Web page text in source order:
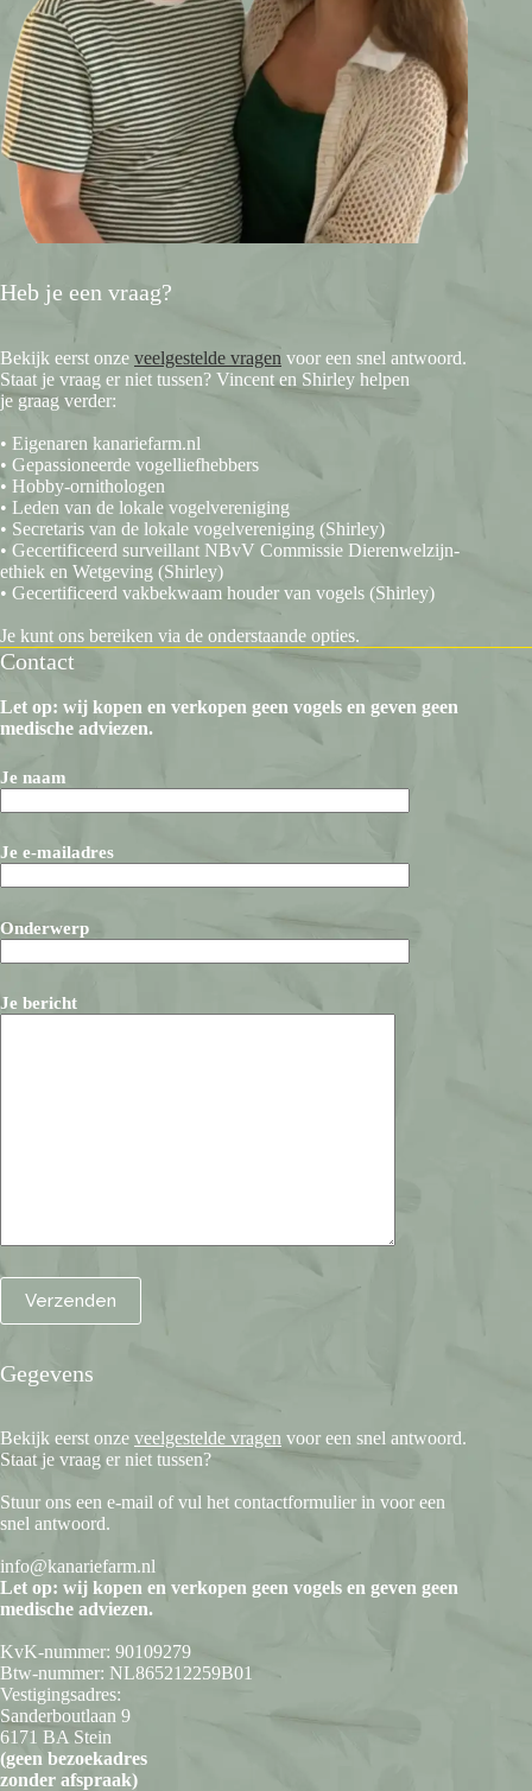
Heb je een vraag?
Bekijk eerst onze veelgestelde vragen voor een snel antwoord.
Staat je vraag er niet tussen? Vincent en Shirley helpen
je graag verder:
• Eigenaren kanariefarm.nl
• Gepassioneerde vogelliefhebbers
• Hobby-ornithologen
• Leden van de lokale vogelvereniging
• Secretaris van de lokale vogelvereniging (Shirley)
• Gecertificeerd surveillant NBvV Commissie Dierenwelzijn-
ethiek en Wetgeving (Shirley)
• Gecertificeerd vakbekwaam houder van vogels (Shirley)
Je kunt ons bereiken via de onderstaande opties.
Contact
Let op: wij kopen en verkopen geen vogels en geven geen
medische adviezen.
Je naam
Je e-mailadres
Onderwerp
Je bericht
Gegevens
Bekijk eerst onze veelgestelde vragen voor een snel antwoord.
Staat je vraag er niet tussen?
Stuur ons een e-mail of vul het contactformulier in voor een
snel antwoord.
info@kanariefarm.nl
Let op: wij kopen en verkopen geen vogels en geven geen
medische adviezen.
KvK-nummer: 90109279
Btw-nummer: NL865212259B01
Vestigingsadres:
Sanderboutlaan 9
6171 BA Stein
(geen bezoekadres
zonder afspraak)